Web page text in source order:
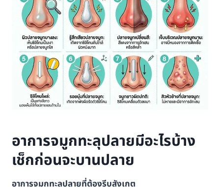
อาการจมูกทะลุปลายมีอะไรบ้าง
เช็กก่อนจะบานปลาย
อาการจมูกทะลุปลายที่ต้องรีบสังเกต